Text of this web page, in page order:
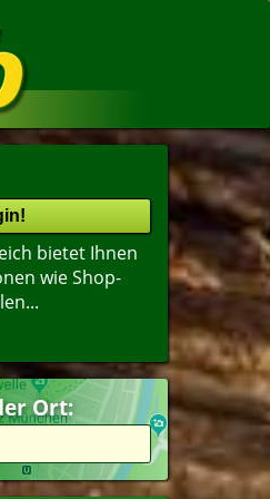
bietet Ihnen
wie Shop-
Ort: